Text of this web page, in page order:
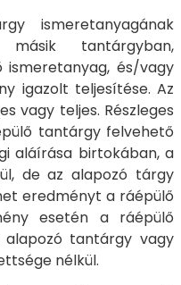
ismeretanyagának
másik tantárgyban,
és/vagy
igazolt teljesítése. Az
vagy teljes. Részleges
tantárgy felvehető
aláírása birtokában, a
de az alapozó tárgy
eredményt a ráépülő
esetén a ráépülő
tantárgy vagy
nélkül.